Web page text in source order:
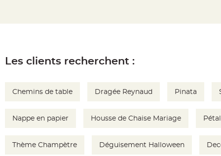
table
mariage
Les clients recherchent :
Chemins de table Dragée Reynaud Pinata
Nappe en papier Housse de Chaise Mariage
Thème Champètre Déguisement Halloween